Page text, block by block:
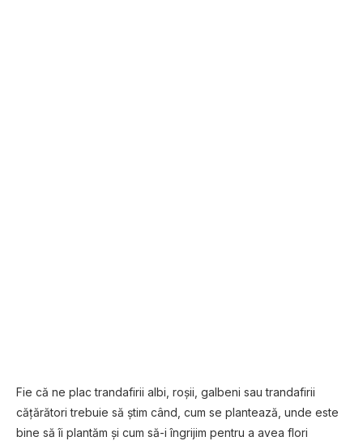
Fie că ne plac trandafirii albi, roşii, galbeni sau trandafirii
căţărători trebuie să ştim când, cum se plantează, unde este
bine să îi plantăm şi cum să-i îngrijim pentru a avea flori